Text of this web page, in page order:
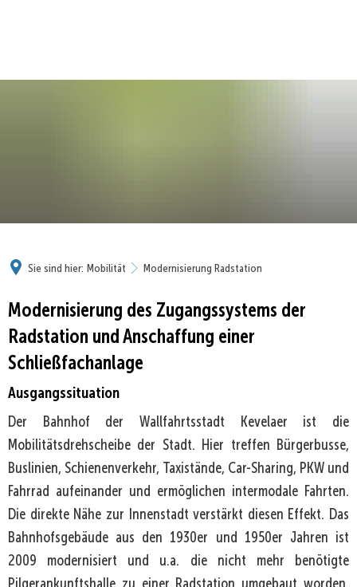
Sie sind hier: Mobilität Modernisierung Radstation
Modernisierung des Zugangssystems der
Radstation und Anschaffung einer
Schließfachanlage
Ausgangssituation
Der Bahnhof der Wallfahrtsstadt Kevelaer ist die
Mobilitätsdrehscheibe der Stadt. Hier treffen Bürgerbusse,
Buslinien, Schienenverkehr, Taxistände, Car-Sharing, PKW und
Fahrrad aufeinander und ermöglichen intermodale Fahrten.
Die direkte Nähe zur Innenstadt verstärkt diesen Effekt. Das
Bahnhofsgebäude aus den 1930er und 1950er Jahren ist
2009 modernisiert und u.a. die nicht mehr benötigte